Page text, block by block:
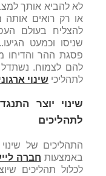
לא להביא אותך
או רק רואים אותה
להצליח בעולם
שניסו וכמעט
פסגת ההר
להם לצמוח.
לתהליכי שינוי
שינוי יוצר
לתהליכים
התהליכים של
באמצעות חברה
לכלול תהליכים